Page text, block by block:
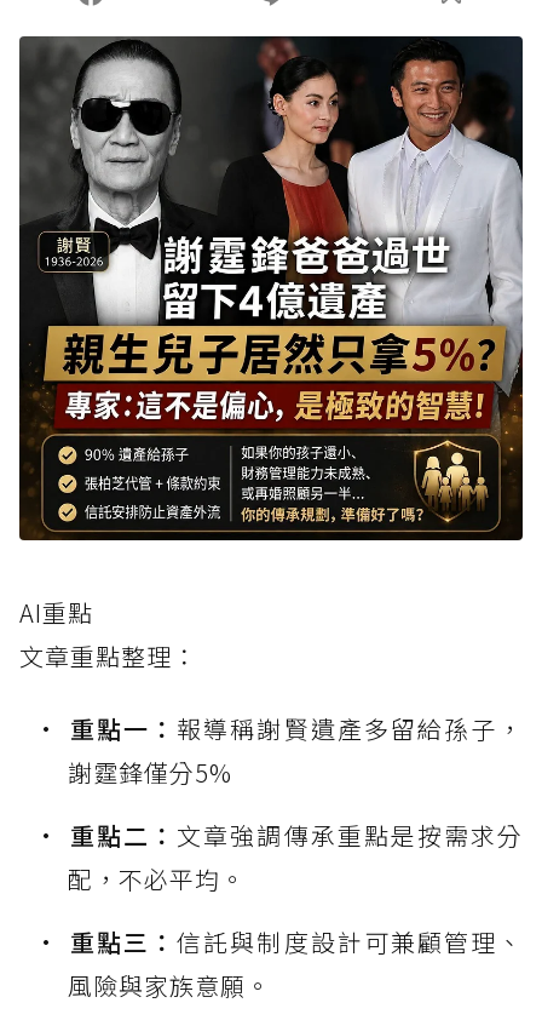
AI重點
文章重點整理：
重點一： 報導稱謝賢遺產多留給孫子，
謝霆鋒僅分5%
重點二： 文章強調傳承重點是按需求分
配，不必平均。
重點三：信託與制度設計可兼顧管理、
風險與家族意願。